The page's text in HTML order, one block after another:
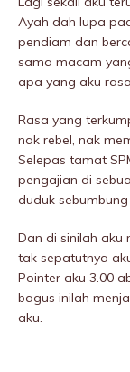
Ayah dah lupa
pendiam dan
sama macam
apa yang aku
Rasa yang
nak rebeI, nak
Selepas tamat
pengajian di
duduk
Dan di sinilah aku
tak sepatutnya
Pointer aku 3.00
bagus inilah
aku.